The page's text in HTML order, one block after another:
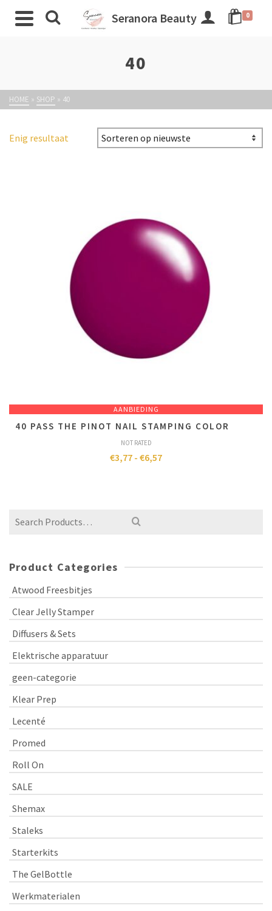
Seranora Beauty 0
40
HOME » SHOP » 40
Enig resultaat
AANBIEDING
40 PASS THE PINOT NAIL STAMPING COLOR
NOT RATED
€3,77 - €6,57
Product Categories
Atwood Freesbitjes
Clear Jelly Stamper
Diffusers & Sets
Elektrische apparatuur
geen-categorie
Klear Prep
Lecenté
Promed
Roll On
SALE
Shemax
Staleks
Starterkits
The GelBottle
Werkmaterialen